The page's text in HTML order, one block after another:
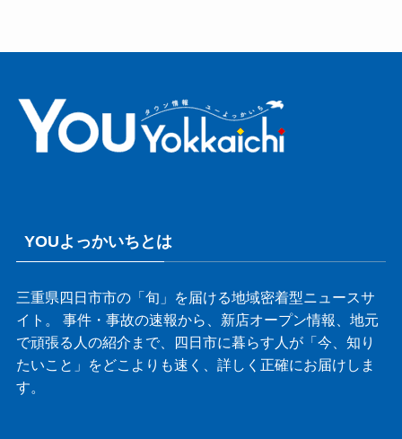
YOUよっかいちとは
三重県四日市市の「旬」を届ける地域密着型ニュースサ
イト。 事件・事故の速報から、新店オープン情報、地元
で頑張る人の紹介まで、四日市に暮らす人が「今、知り
たいこと」をどこよりも速く、詳しく正確にお届けしま
す。